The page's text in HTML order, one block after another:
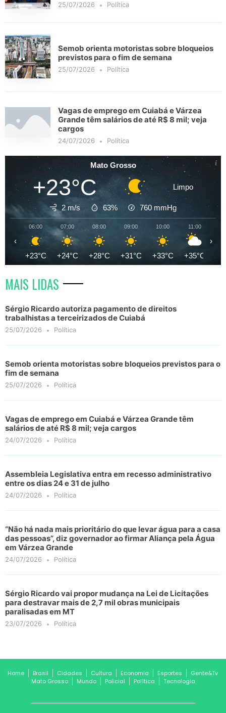
25/07/2026 Política
Semob orienta motoristas sobre bloqueios
previstos para o fim de semana
25/07/2026 Política
Vagas de emprego em Cuiabá e Várzea
Grande têm salários de até R$ 8 mil; veja
cargos
24/07/2026 Política
Mato Grosso
+23°C Limpo
2 m/s 63% 760 mmHg
06:00
+23°C
07:00
+24°C
08:00
+28°C
09:00
+31°C
10:00
+33°C
11:00
+35°C
‹ ›
MAIS LIDAS
Sérgio Ricardo autoriza pagamento de direitos
trabalhistas a terceirizados de Cuiabá
25/07/2026 Política
Semob orienta motoristas sobre bloqueios previstos para o
fim de semana
25/07/2026 Política
Vagas de emprego em Cuiabá e Várzea Grande têm
salários de até R$ 8 mil; veja cargos
24/07/2026 Política
Assembleia Legislativa entra em recesso administrativo
entre os dias 24 e 31 de julho
24/07/2026 Política
“Não há nada mais prioritário do que levar água para a casa
das pessoas”, diz governador ao firmar Aliança pela Água
em Várzea Grande
24/07/2026 Política
Sérgio Ricardo vai propor mudança na Lei de Licitações
para destravar mais de 2,7 mil obras municipais
paralisadas em MT
23/07/2026 Política
Home Brasil Cidades Cultura Economia Esportes
Gente&Tv
Mato Grosso
Mundo Policial Política Tecnologia